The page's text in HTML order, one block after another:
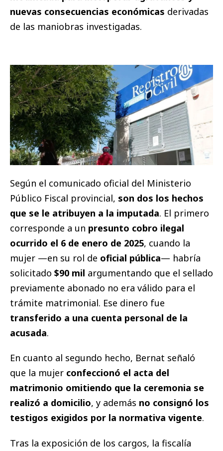
nuevas consecuencias económicas derivadas
de las maniobras investigadas.
Según el comunicado oficial del Ministerio
Público Fiscal provincial, son dos los hechos
que se le atribuyen a la imputada. El primero
corresponde a un presunto cobro ilegal
ocurrido el 6 de enero de 2025, cuando la
mujer —en su rol de oficial pública— habría
solicitado $90 mil argumentando que el sellado
previamente abonado no era válido para el
trámite matrimonial. Ese dinero fue
transferido a una cuenta personal de la
acusada.
En cuanto al segundo hecho, Bernat señaló
que la mujer confeccionó el acta del
matrimonio omitiendo que la ceremonia se
realizó a domicilio, y además no consignó los
testigos exigidos por la normativa vigente.
Tras la exposición de los cargos, la fiscalía